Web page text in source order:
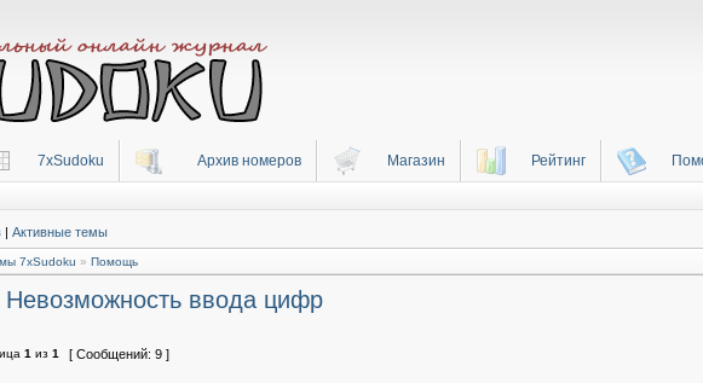
7xSudoku Архив номеров Магазин Рейтинг
| Активные темы
7xSudoku » Помощь
Невозможность ввода цифр
1 из 1 [ Сообщений: 9 ]